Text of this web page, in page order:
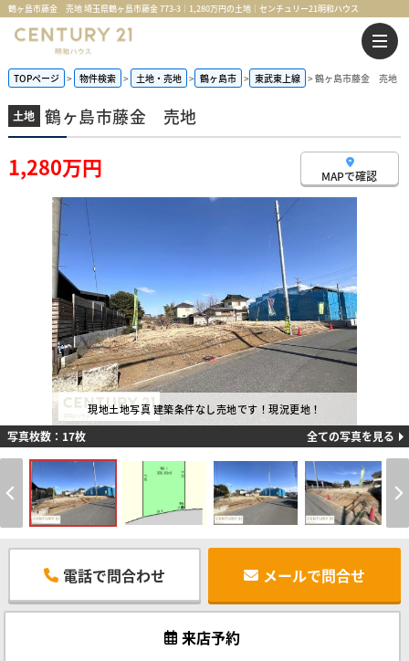
鶴ヶ島市藤金 売地 埼玉県鶴ヶ島市藤金 773-3｜1,280万円の土地｜センチュリー21明和ハウス
TOPページ 物件検索 土地・売地 鶴ヶ島市 東武東上線 鶴ヶ島市藤金 売地
土地 鶴ヶ島市藤金 売地
1,280万円 MAPで確認
現地土地写真 建築条件なし売地です！現況更地！
写真枚数：17枚 全ての写真を見る
電話で問合わせ メールで問合せ
来店予約